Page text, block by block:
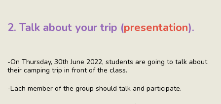
2. Talk about your trip (presentation).
-On Thursday, 30th June 2022, students are going to talk about
their camping trip in front of the class.
-Each member of the group should talk and participate.